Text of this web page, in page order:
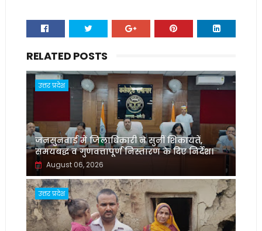
RELATED POSTS
उत्तर प्रदेश
जनसुनवाई में जिलाधिकारी ने सुनीं शिकायतें,
समयबद्ध व गुणवत्तापूर्ण निस्तारण के दिए निर्देश।
August 06, 2026
उत्तर प्रदेश